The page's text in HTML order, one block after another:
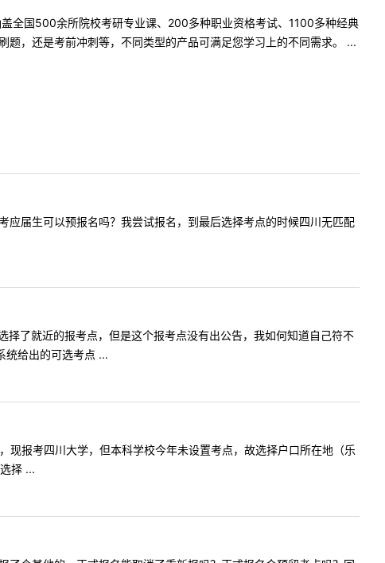
全国500余所院校考研专业课、200多种职业资格考试、1100多种经典
，还是考前冲刺等，不同类型的产品可满足您学习上的不同需求。 ...
届生可以预报名吗？我尝试报名，到最后选择考点的时候四川无匹配
了就近的报考点，但是这个报考点没有出公告，我如何知道自己符不
统给出的可选考点 ...
报考四川大学，但本科学校今年未设置考点，故选择户口所在地（乐
择 ...